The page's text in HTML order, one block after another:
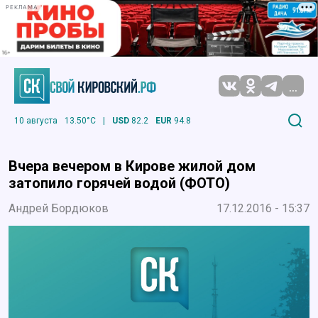
РЕКЛАМА
...
10 августа 13.50°C | USD 82.2 EUR 94.8
Вчера вечером в Кирове жилой дом
затопило горячей водой (ФОТО)
Андрей Бордюков 17.12.2016 - 15:37